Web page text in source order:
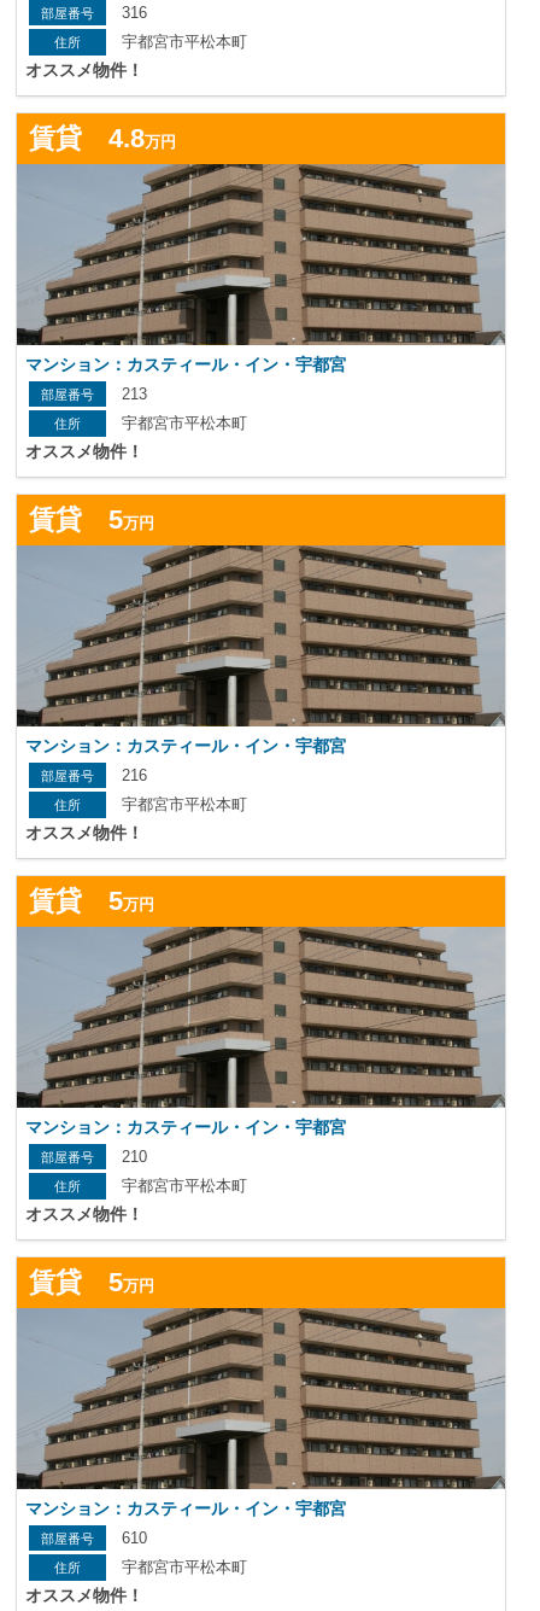
316
宇都宮市平松本町
オススメ物件！
賃貸 4.8万円
マンション：カスティール・イン・宇都宮
213
宇都宮市平松本町
オススメ物件！
賃貸 5万円
マンション：カスティール・イン・宇都宮
216
宇都宮市平松本町
オススメ物件！
賃貸 5万円
マンション：カスティール・イン・宇都宮
210
宇都宮市平松本町
オススメ物件！
賃貸 5万円
マンション：カスティール・イン・宇都宮
610
宇都宮市平松本町
オススメ物件！